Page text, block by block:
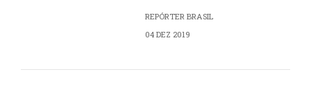
REPÓRTER BRASIL
04 DEZ 2019